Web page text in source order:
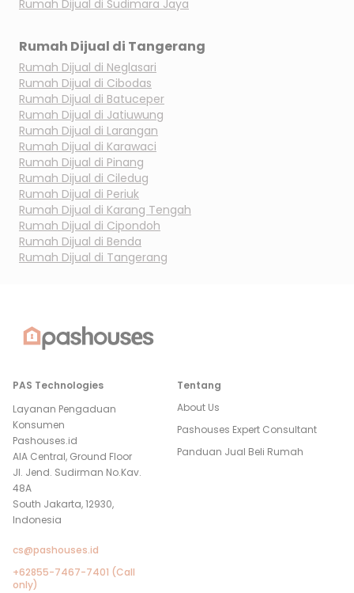
Rumah Dijual di Sudimara Jaya
Rumah Dijual di Tangerang
Rumah Dijual di Neglasari
Rumah Dijual di Cibodas
Rumah Dijual di Batuceper
Rumah Dijual di Jatiuwung
Rumah Dijual di Larangan
Rumah Dijual di Karawaci
Rumah Dijual di Pinang
Rumah Dijual di Ciledug
Rumah Dijual di Periuk
Rumah Dijual di Karang Tengah
Rumah Dijual di Cipondoh
Rumah Dijual di Benda
Rumah Dijual di Tangerang
PAS Technologies
Layanan Pengaduan
Konsumen
Pashouses.id
AIA Central, Ground Floor
Jl. Jend. Sudirman No.Kav.
48A
South Jakarta, 12930,
Indonesia
cs@pashouses.id
+62855-7467-7401 (Call
only)
Tentang
About Us
Pashouses Expert Consultant
Panduan Jual Beli Rumah